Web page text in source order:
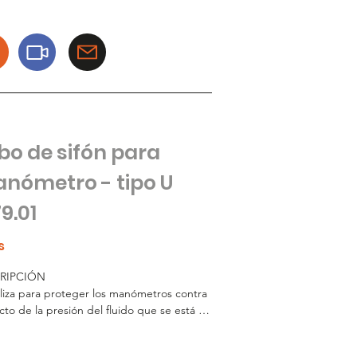
también vienen con una cubierta de
lo que permite desmontar el medidor
reparación o mantenimiento.
de sifón para
- tipo U
para proteger los manómetros contra
de la presión del fluido que se está